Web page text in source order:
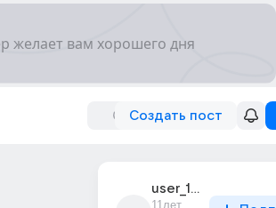
Создать пост
user_187145551
11лет